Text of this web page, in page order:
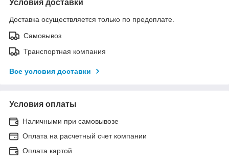
Условия доставки
Доставка осуществляется только по предоплате.
Самовывоз
Транспортная компания
Все условия доставки
Условия оплаты
Наличными при самовывозе
Оплата на расчетный счет компании
Оплата картой